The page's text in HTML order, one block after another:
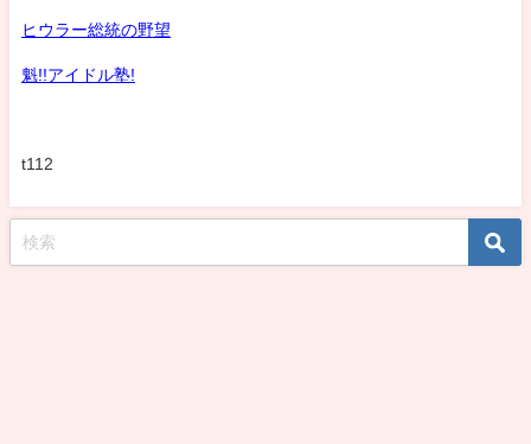
ヒウラー総統の野望
魁!!アイドル塾!
t112